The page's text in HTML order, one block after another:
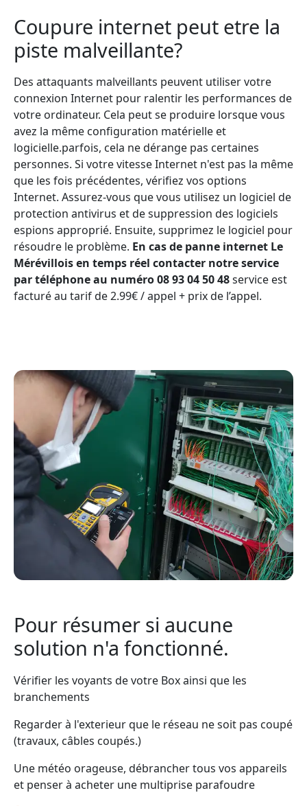
Coupure internet peut etre la
piste malveillante?
Des attaquants malveillants peuvent utiliser votre
connexion Internet pour ralentir les performances de
votre ordinateur. Cela peut se produire lorsque vous
avez la même configuration matérielle et
logicielle.parfois, cela ne dérange pas certaines
personnes. Si votre vitesse Internet n'est pas la même
que les fois précédentes, vérifiez vos options
Internet. Assurez-vous que vous utilisez un logiciel de
protection antivirus et de suppression des logiciels
espions approprié. Ensuite, supprimez le logiciel pour
résoudre le problème. En cas de panne internet Le
Mérévillois en temps réel contacter notre service
par téléphone au numéro 08 93 04 50 48service est
facturé au tarif de 2.99€ / appel + prix de l’appel.
Pour résumer si aucune
solution n'a fonctionné.
Vérifier les voyants de votre Box ainsi que les
branchements
Regarder à l'exterieur que le réseau ne soit pas coupé
(travaux, câbles coupés.)
Une météo orageuse, débrancher tous vos appareils
et penser à acheter une multiprise parafoudre